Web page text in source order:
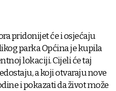
pridonijet će i osjećaju
parka Općina je kupila
lokaciji. Cijeli će taj
a koji otvaraju nove
i pokazati da život može